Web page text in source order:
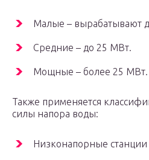
Малые – вырабатывают
Средние – до 25 МВт.
Мощные – более 25 МВт.
Также применяется
силы напора воды:
Низконапорные станции